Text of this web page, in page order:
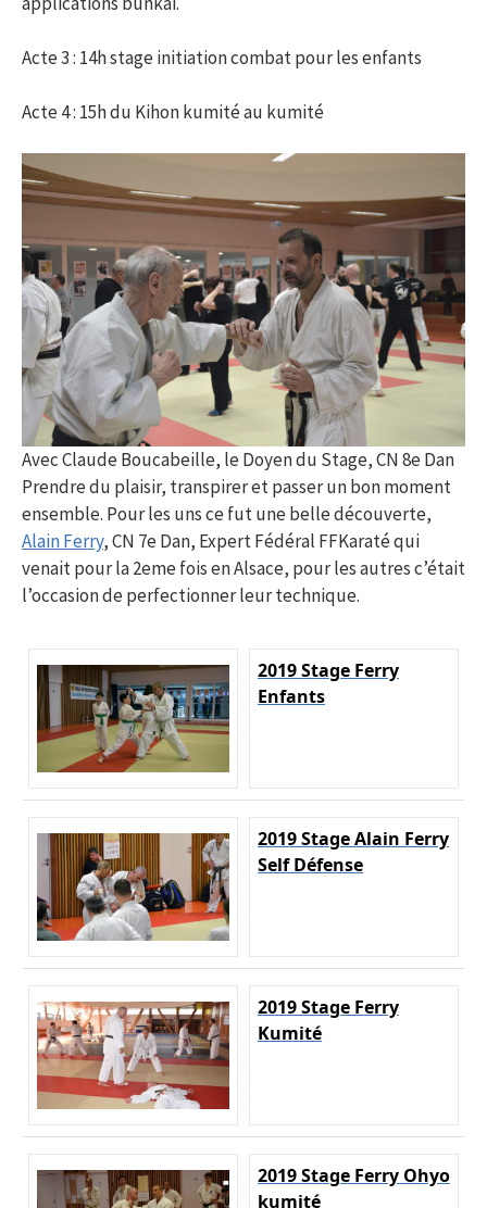
Acte 3 : 14h stage initiation combat pour les enfants
Acte 4 : 15h du Kihon kumité au kumité
Avec Claude Boucabeille, le Doyen du Stage, CN 8e Dan
Prendre du plaisir, transpirer et passer un bon moment
ensemble. Pour les uns ce fut une belle découverte,
Alain Ferry, CN 7e Dan, Expert Fédéral FFKaraté qui
venait pour la 2eme fois en Alsace, pour les autres c’était
l’occasion de perfectionner leur technique.
2019 Stage Ferry
Enfants
2019 Stage Alain Ferry
Self Défense
2019 Stage Ferry
Kumité
2019 Stage Ferry Ohyo
kumité